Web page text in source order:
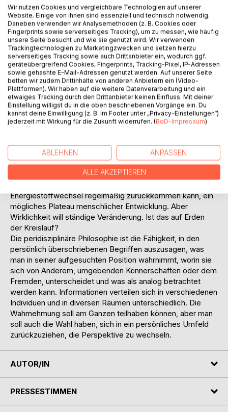
BESCHREIBUNG
Dieses Buch ist eine Hinwendung zum Individuellen in der
jeweiligen Umgebung. Es wird eine Hochkultur, die unter
den besonderen Bedingungen möglich ist, beschrieben.
Lange waren die Menschen als Partner von der Natur
akzeptiert worden. Nun würde die Erde energiereicher und
wärmer werden. Die persönliche Abgabe, der
Energieausgleich, der Schutz vor einem fieberhaften
Kollaps wird immer schwerer. Eine peridisziplinäre
Philosophie soll daher eine individuelle
Diese Philosophie geht von einer geheimnisvollen
Wirklichkeit aus. Sie zielt darauf, in deren ständigen
Stoffwechsel kulturelle Standpunkte zu stellen, eine
Energiestoffwechsel regelmäßig zurückkommen kann, ein
mögliches Plateau menschlicher Entwicklung. Aber
Wirklichkeit will ständige Veränderung. Ist das auf Erden
der Kreislauf?
Die peridisziplinäre Philosophie ist die Fähigkeit, in den
persönlich überschriebenen Begriffen auszusagen, was
man in seiner aufgesuchten Position wahrnimmt, worin sie
sich von Anderem, umgebenden Könnerschaften oder dem
Fremden, unterscheidet und was als analog betrachtet
werden kann. Informationen verteilen sich in verschiedenen
Individuen und in diversen Räumen unterschiedlich. Die
Wahrnehmung soll am Ganzen teilhaben können, aber man
soll auch die Wahl haben, sich in ein persönliches Umfeld
zurückzuziehen, die Perspektive zu wechseln.
AUTOR/IN
PRESSESTIMMEN
Wir nutzen Cookies und vergleichbare Technologien auf unserer
Website. Einige von ihnen sind essenziell und technisch notwendig.
Daneben verwenden wir Analysemethoden (z. B. Cookies oder
Fingerprints sowie serverseitiges Tracking), um zu messen, wie häufig
unsere Seite besucht und wie sie genutzt wird. Wir verwenden
Trackingtechnologien zu Marketingzwecken und setzen hierzu
serverseitiges Tracking sowie auch Drittanbieter ein, wodurch ggf.
geräteübergreifend Cookies, Fingerprints, Tracking-Pixel, IP-Adressen
sowie gehashte E-Mail-Adressen genutzt werden. Auf unserer Seite
betten wir zudem Drittinhalte von anderen Anbietern ein (Video-
Plattformen). Wir haben auf die weitere Datenverarbeitung und ein
etwaiges Tracking durch den Drittanbieter keinen Einfluss. Mit deiner
Einstellung willigst du in die oben beschriebenen Vorgänge ein. Du
kannst deine Einwilligung (z. B. im Footer unter „Privacy-Einstellungen“)
jederzeit mit Wirkung für die Zukunft widerrufen. (BoD-Impressum)
ABLEHNEN ANPASSEN
ALLE AKZEPTIEREN